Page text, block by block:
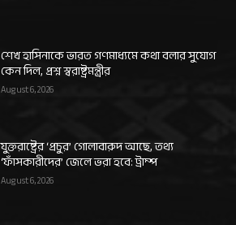
শেখ হাসিনাকে ভারত গণমাধ্যমে কথা বলার সুযোগ
কেন দিল, প্রশ্ন স্বরাষ্ট্রমন্ত্রীর
August 6, 2026
যুক্তরাষ্ট্রের ‘প্রচুর’ গোলাবারুদ আছে, তথ্য
‘ফাঁসকারীদের’ জেলে ভরা হবে: ট্রাম্প
August 6, 2026